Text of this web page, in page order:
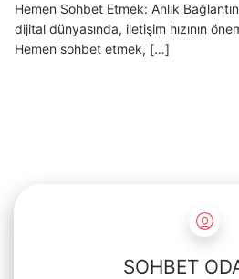
Hemen Sohbet Etmek: Anlık
dijital dünyasında, iletişim hızının
Hemen sohbet etmek, […]
SOHBET